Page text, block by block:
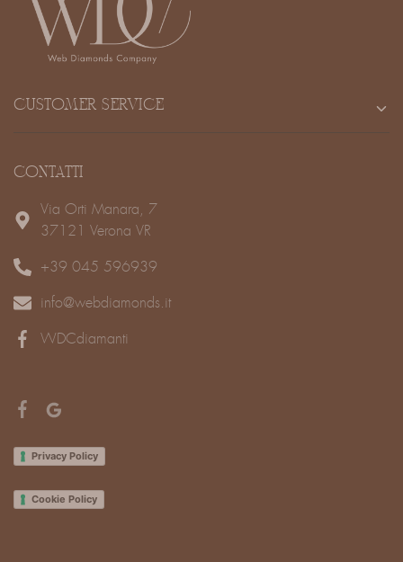
CUSTOMER SERVICE
CONTATTI
Via Orti Manara, 7
37121 Verona VR
+39 045 596939
info@webdiamonds.it
WDCdiamanti
Privacy Policy
Cookie Policy